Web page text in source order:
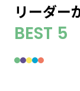
リーダー
BEST 5